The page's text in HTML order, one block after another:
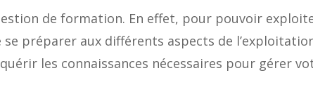
de formation. En effet, pour pouvoir
préparer aux différents aspects de
les connaissances nécessaires pour gérer